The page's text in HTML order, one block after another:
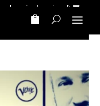
móvel nacional)